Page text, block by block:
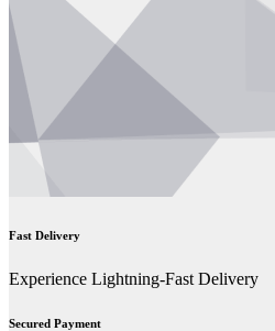
Fast Delivery
Experience Lightning-Fast Delivery
Secured Payment